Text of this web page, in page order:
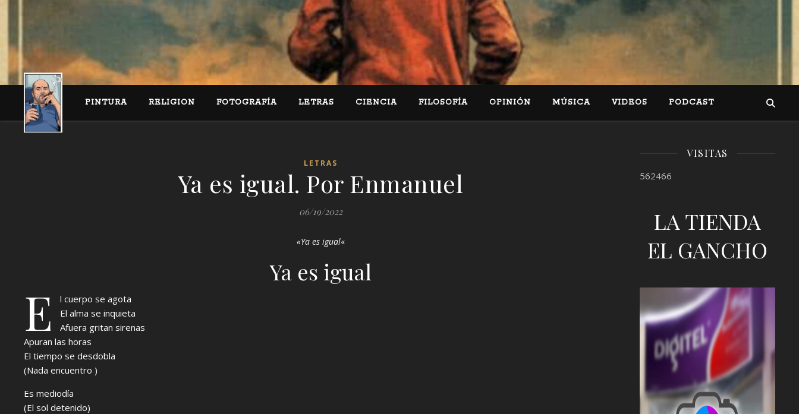
PINTURA RELIGION FOTOGRAFÍA LETRAS CIENCIA FILOSOFÍA OPINIÓN MÚSICA VIDEOS PODCAST
LETRAS
Ya es igual. Por Enmanuel
06/19/2022
«Ya es igual«
Ya es igual
E
l cuerpo se agota
El alma se inquieta
Afuera gritan sirenas
Apuran las horas
El tiempo se desdobla
(Nada encuentro )
Es mediodía
(El sol detenido)
VISITAS
562466
LA TIENDA
EL GANCHO